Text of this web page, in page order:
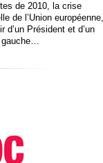
de 2010, la crise
de l’Union européenne,
d’un Président et d’un